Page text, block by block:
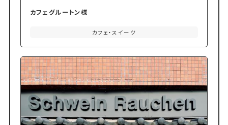
カフェグルートン様
カフェ・スイーツ